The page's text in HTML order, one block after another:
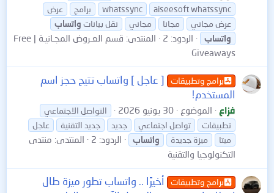
aiseesoft whatssync
whatssync برامج
عرض
عرض مجاني
مجانا مجاني نقل بيانات واتساب
واتساب
الردود: 2 المنتدى:
قسم العـروض المجـانيـة | Free
Giveaways
برامج وتطبيقات
[ عاجل ] واتساب تتيح حجز اسم
المستخدم!
فزاع الموضوع 30 يونيو 2026
التواصل الاجتماعي
تطبيقات
تواصل اجتماعي جديد جديد التقنية
عاجل
ميتا
ميزة جديدة واتساب الردود: 2 المنتدى: منتدى
التكنولوجيا والتقنية
برامج وتطبيقات
أخيرًا .. واتساب تطور ميزة طال